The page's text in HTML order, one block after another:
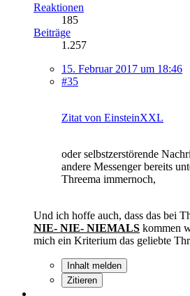
Reaktionen
185
Beiträge
1.257
15. Februar 2017 um 18:46
#35
Zitat von EinsteinXXL
oder selbstzerstörende
andere Messenger bereits
Threema immernoch,
Und ich hoffe auch, dass das bei
NIE- NIE- NIEMALS kommen
mich ein Kriterium das geliebte
Inhalt melden
Zitieren